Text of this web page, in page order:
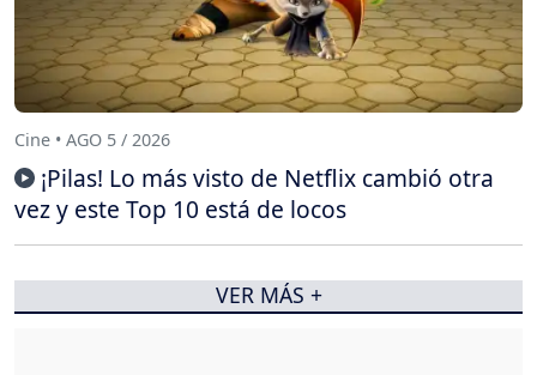
Cine • AGO 5 / 2026
¡Pilas! Lo más visto de Netflix cambió otra
vez y este Top 10 está de locos
VER MÁS +